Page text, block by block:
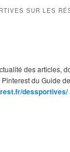
SUR LES
des articles,
du Guide
dessportives/